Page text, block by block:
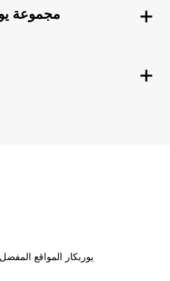
مجموعة
يوربكار المواقع